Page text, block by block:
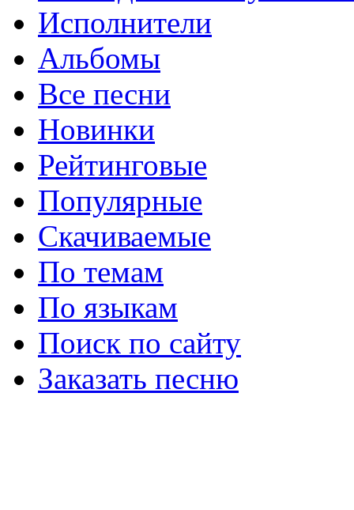
Исполнители
Альбомы
Все песни
Новинки
Рейтинговые
Популярные
Скачиваемые
По темам
По языкам
Поиск по сайту
Заказать песню